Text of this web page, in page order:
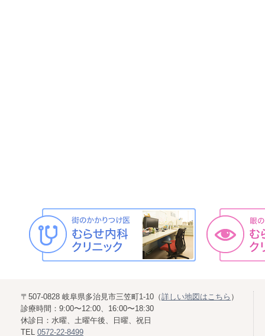
〒507-0828 岐阜県多治見市三笠町1-10（詳しい地図はこちら ）
診療時間：9:00〜12:00、16:00〜18:30
休診日：水曜、土曜午後、日曜、祝日
TEL 0572-22-8499